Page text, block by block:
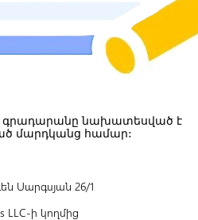
գրադարանը նախատեսված է
մարդկանց համար:
Սարգսյան 26/1
LLC-ի կողմից